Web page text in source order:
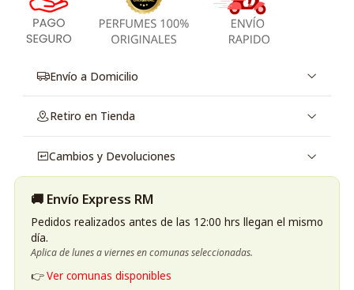
sánsalo, ámbar, opío, almizcle, cedro y vainilla.
Envío a Domicilio
Retiro en Tienda
Cambios y Devoluciones
🚚 Envío Express RM
Pedidos realizados antes de las 12:00 hrs llegan el mismo
día.
Aplica de lunes a viernes en comunas seleccionadas.
👉Ver comunas disponibles